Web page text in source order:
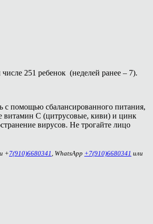
251 ребенок (неделей ранее – 7).
помощью сбалансированного питания,
витамин C (цитрусовые, киви) и цинк
вирусов. Не трогайте лицо
+7(910)6680341 , WhatsApp +7(910)6680341 или